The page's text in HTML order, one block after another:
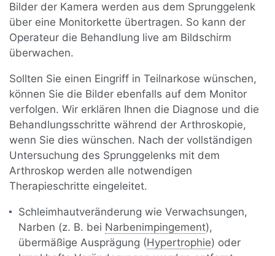
Bilder der Kamera werden aus dem Sprunggelenk
über eine Monitorkette übertragen. So kann der
Operateur die Behandlung live am Bildschirm
überwachen.
Sollten Sie einen Eingriff in Teilnarkose wünschen,
können Sie die Bilder ebenfalls auf dem Monitor
verfolgen. Wir erklären Ihnen die Diagnose und die
Behandlungsschritte während der Arthroskopie,
wenn Sie dies wünschen. Nach der vollständigen
Untersuchung des Sprunggelenks mit dem
Arthroskop werden alle notwendigen
Therapieschritte eingeleitet.
Schleimhautveränderung wie Verwachsungen,
Narben (z. B. bei Narbenimpingement),
übermäßige Ausprägung (Hypertrophie) oder